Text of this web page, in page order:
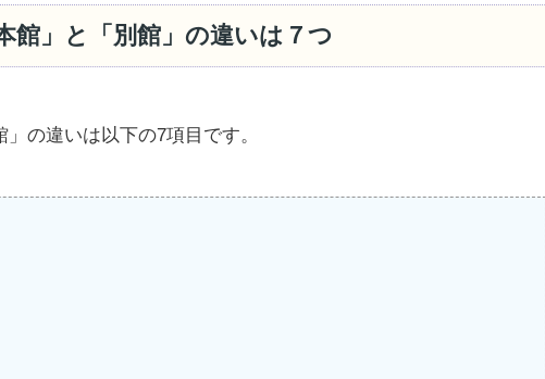
館」と「別館」の違いは７つ
の違いは以下の7項目です。